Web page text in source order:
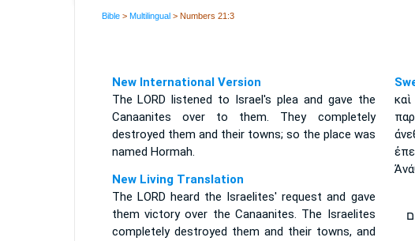
Bible >Multilingual > Numbers 21:3
New International Version
The LORD listened to Israel's plea and gave the
Canaanites over to them. They completely
destroyed them and their towns; so the place was
named Hormah.
New Living Translation
The LORD heard the Israelites' request and gave
them victory over the Canaanites. The Israelites
completely destroyed them and their towns, and